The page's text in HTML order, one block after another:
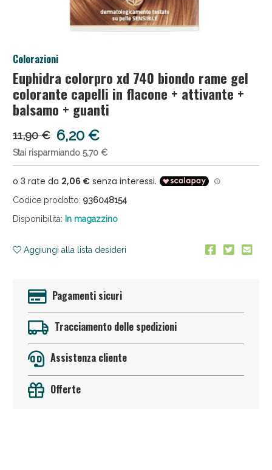
Colorazioni
Euphidra colorpro xd 740 biondo rame gel
colorante capelli in flacone + attivante +
balsamo + guanti
11,90 € 6,20 €
Stai risparmiando 5,70 €
Codice prodotto: 936048154
Disponibilità: In magazzino
Aggiungi alla lista desideri
Pagamenti sicuri
Tracciamento delle spedizioni
Assistenza cliente
Offerte
Anticellulite e Fanghi: Sconto fino al 40% valido